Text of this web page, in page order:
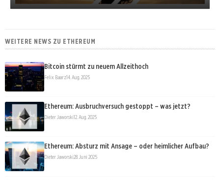
WEITERE NEWS ZU ETHEREUM
Bitcoin stürmt zu neuem Allzeithoch
Felix Baarz14. Aug. 2025
Ethereum: Ausbruchversuch gestoppt – was jetzt?
Dieter Jaworski12. Aug. 2025
Ethereum: Absturz mit Ansage – oder heimlicher Aufbau?
Dieter Jaworski28. Juni 2025